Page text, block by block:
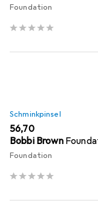
Foundation
Schminkpinsel
EUR
56,70
Bobbi Brown
Foundation